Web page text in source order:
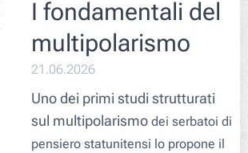
I fondamentali del
multipolarismo
21.06.2026
Uno dei primi studi strutturati
sul multipolarismodei serbatoi di
pensiero statunitensi lo propone il